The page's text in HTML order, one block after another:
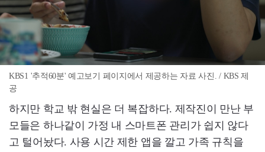
KBS1 '추적60분' 예고보기 페이지에서 제공하는 자료 사진. / KBS 제
공
하지만 학교 밖 현실은 더 복잡하다. 제작진이 만난 부
모들은 하나같이 가정 내 스마트폰 관리가 쉽지 않다
고 털어놨다. 사용 시간 제한 앱을 깔고 가족 규칙을